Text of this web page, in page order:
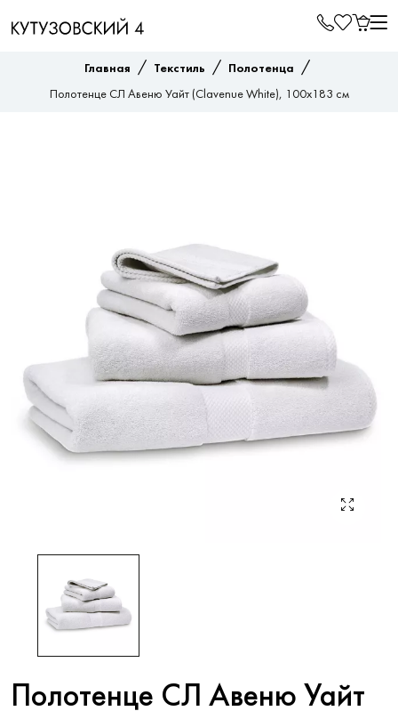
Главная / Текстиль / Полотенца /
Полотенце СЛ Авеню Уайт (Clavenue White), 100x183 см
Полотенце СЛ Авеню Уайт